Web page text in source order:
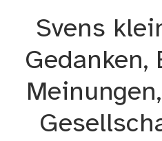
Svens
Gedanken,